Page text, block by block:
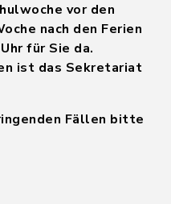
vor den
nach den Ferien
für Sie da.
ist das Sekretariat
Fällen bitte